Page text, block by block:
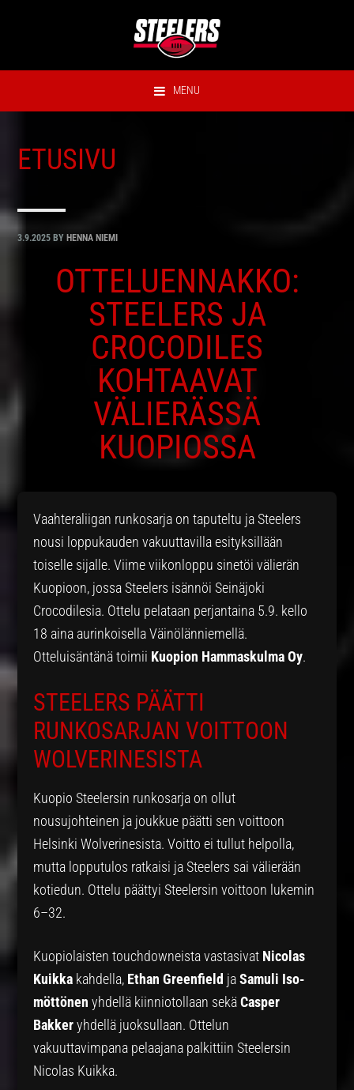
MENU
ETUSIVU
3.9.2025 BY HENNA NIEMI
OTTELUENNAKKO:
STEELERS JA
CROCODILES
KOHTAAVAT
VÄLIERÄSSÄ
KUOPIOSSA
Vaahteraliigan runkosarja on taputeltu ja Steelers
nousi loppukauden vakuuttavilla esityksillään
toiselle sijalle. Viime viikonloppu sinetöi välierän
Kuopioon, jossa Steelers isännöi Seinäjoki
Crocodilesia. Ottelu pelataan perjantaina 5.9. kello
18 aina aurinkoisella Väinölänniemellä.
Otteluisäntänä toimii Kuopion Hammaskulma Oy.
STEELERS PÄÄTTI
RUNKOSARJAN VOITTOON
WOLVERINESISTA
Kuopio Steelersin runkosarja on ollut
nousujohteinen ja joukkue päätti sen voittoon
Helsinki Wolverinesista. Voitto ei tullut helpolla,
mutta lopputulos ratkaisi ja Steelers sai välierään
kotiedun. Ottelu päättyi Steelersin voittoon lukemin
6–32.
Kuopiolaisten touchdowneista vastasivat Nicolas
Kuikka kahdella, Ethan Greenfield jaSamuli Iso-
möttönen yhdellä kiinniotollaan sekäCasper
Bakkeryhdellä juoksullaan. Ottelun
vakuuttavimpana pelaajana palkittiin Steelersin
Nicolas Kuikka.